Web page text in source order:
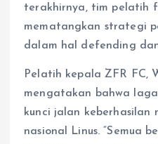
terakhirnya, tim pelatih
mematangkan strategi
dalam hal defending
Pelatih kepala ZFR FC,
mengatakan bahwa
kunci jalan keberhasilan
nasional Linus. “Semua